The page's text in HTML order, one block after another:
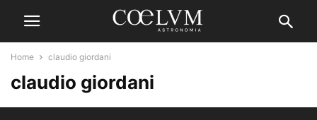
Home claudio giordani
claudio giordani